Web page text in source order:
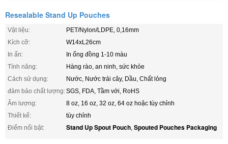
Resealable Stand Up Pouches
Vật liệu:
PET/Nylon/LDPE, 0,16mm
Kích cỡ:
W14xL26cm
In ấn:
In ống đồng 1-10 màu
Tính năng:
Hàng rào, an ninh, sức khỏe
Cách sử dụng:
Nước, Nước trái cây, Dầu, Chất lỏng
đảm bảo chất lượng:SGS, FDA, Tầm với, RoHS
Âm lượng:
8 oz, 16 oz, 32 oz, 64 oz hoặc tùy chỉnh
Thiết kế:
tùy chỉnh
Điểm nổi bật:
Stand Up Spout Pouch, Spouted Pouches Packaging